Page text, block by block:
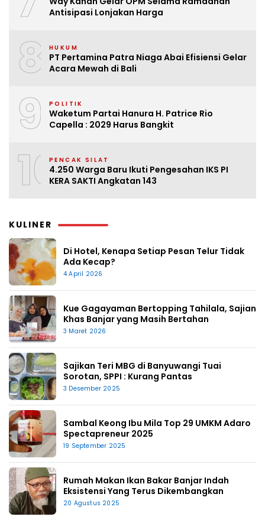
Antisipasi Lonjakan Harga
8 HUKUM
PT Pertamina Patra Niaga Abai Efisiensi Gelar
Acara Mewah di Bali
9 POLITIK
Waketum Partai Hanura H. Patrice Rio
Capella : 2029 Harus Bangkit
10PENCAK SILAT
4.250 Warga Baru Ikuti Pengesahan IKS PI
KERA SAKTI Angkatan 143
KULINER
Di Hotel, Kenapa Setiap Pesan Telur Tidak
Ada Kecap?
4 April 2026
Kue Gagayaman Bertopping Tahilala, Sajian
Khas Banjar yang Masih Bertahan
3 Maret 2026
Sajikan Teri MBG di Banyuwangi Tuai
Sorotan, SPPI : Kurang Pantas
3 Desember 2025
Sambal Keong Ibu Mila Top 29 UMKM Adaro
Spectapreneur 2025
19 September 2025
Rumah Makan Ikan Bakar Banjar Indah
Eksistensi Yang Terus Dikembangkan
20 Agustus 2025